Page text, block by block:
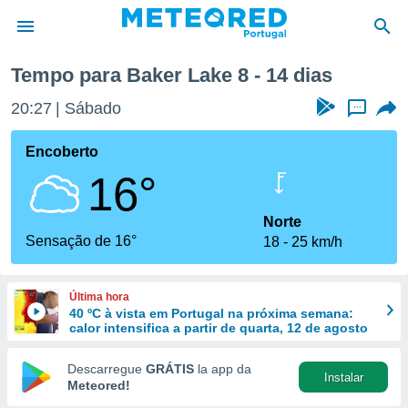
da
foi
fornecidas
a este
das
e
forma
digital
Tempo para Baker Lake 8 - 14 dias
20:27 Sábado ...
Encoberto
16°
Sensação de 16°
Norte
18
25 km/h
Última hora
40 ºC à vista em Portugal na próxima semana:
calor intensifica a partir de quarta, 12 de agosto
Descarregue GRÁTIS la app da
Meteored!
Instalar